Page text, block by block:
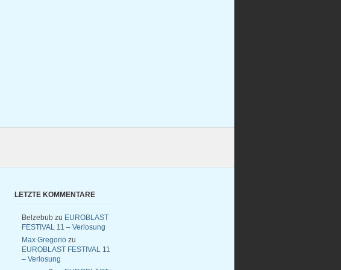
LETZTE KOMMENTARE
Belzebub zu EUROBLAST
FESTIVAL 11 – Verlosung
Max Gregorio zu
EUROBLAST FESTIVAL 11
– Verlosung